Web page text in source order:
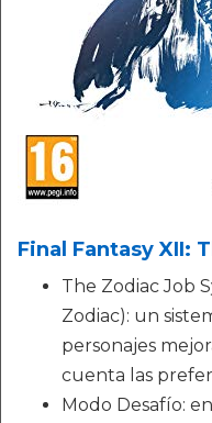
Final Fantasy XII:
The Zodiac Job
Zodiac): un
personajes
cuenta las
Modo Desafío: